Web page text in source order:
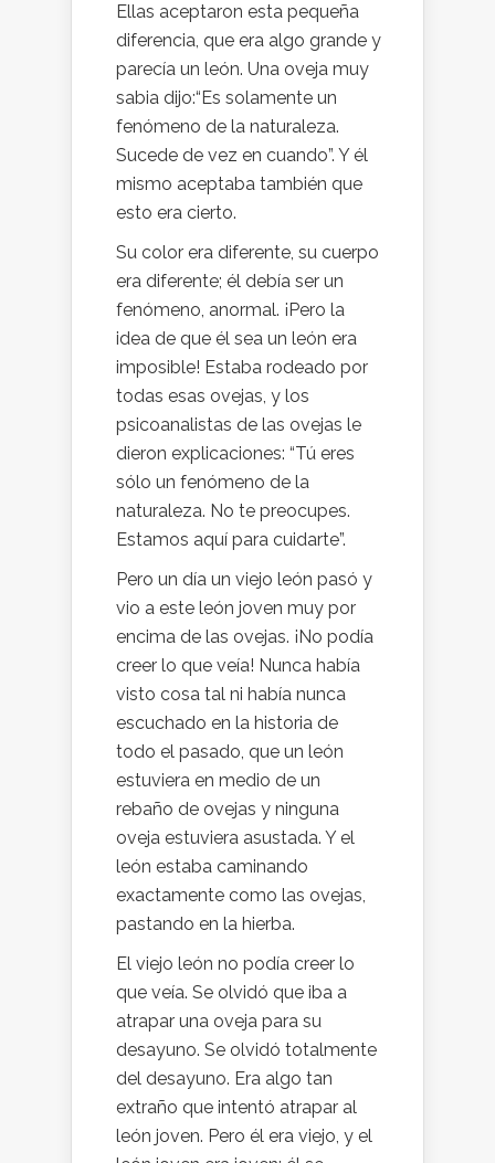
Ellas aceptaron esta pequeña
diferencia, que era algo grande y
parecía un león. Una oveja muy
sabia dijo:“Es solamente un
fenómeno de la naturaleza.
Sucede de vez en cuando”. Y él
mismo aceptaba también que
esto era cierto.
Su color era diferente, su cuerpo
era diferente; él debía ser un
fenómeno, anormal. ¡Pero la
idea de que él sea un león era
imposible! Estaba rodeado por
todas esas ovejas, y los
psicoanalistas de las ovejas le
dieron explicaciones: “Tú eres
sólo un fenómeno de la
naturaleza. No te preocupes.
Estamos aquí para cuidarte”.
Pero un día un viejo león pasó y
vio a este león joven muy por
encima de las ovejas. ¡No podía
creer lo que veía! Nunca había
visto cosa tal ni había nunca
escuchado en la historia de
todo el pasado, que un león
estuviera en medio de un
rebaño de ovejas y ninguna
oveja estuviera asustada. Y el
león estaba caminando
exactamente como las ovejas,
pastando en la hierba.
El viejo león no podía creer lo
que veía. Se olvidó que iba a
atrapar una oveja para su
desayuno. Se olvidó totalmente
del desayuno. Era algo tan
extraño que intentó atrapar al
león joven. Pero él era viejo, y el